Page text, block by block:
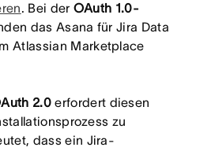
. Bei der OAuth 1.0-
das Asana für Jira Data
Atlassian Marketplace
2.0erfordert diesen
zu
dass ein Jira-